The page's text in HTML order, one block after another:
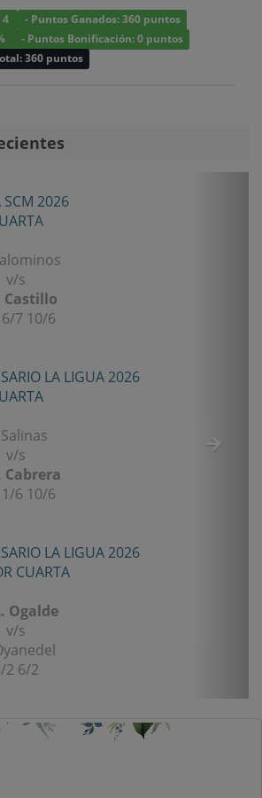
4
- Puntos Ganados: 360 puntos
- Puntos Bonificación: 0 puntos
360 puntos
2026
v/s
7 10/6
LA LIGUA 2026
v/s
6 10/6
LA LIGUA 2026
CUARTA
v/s
2 6/2